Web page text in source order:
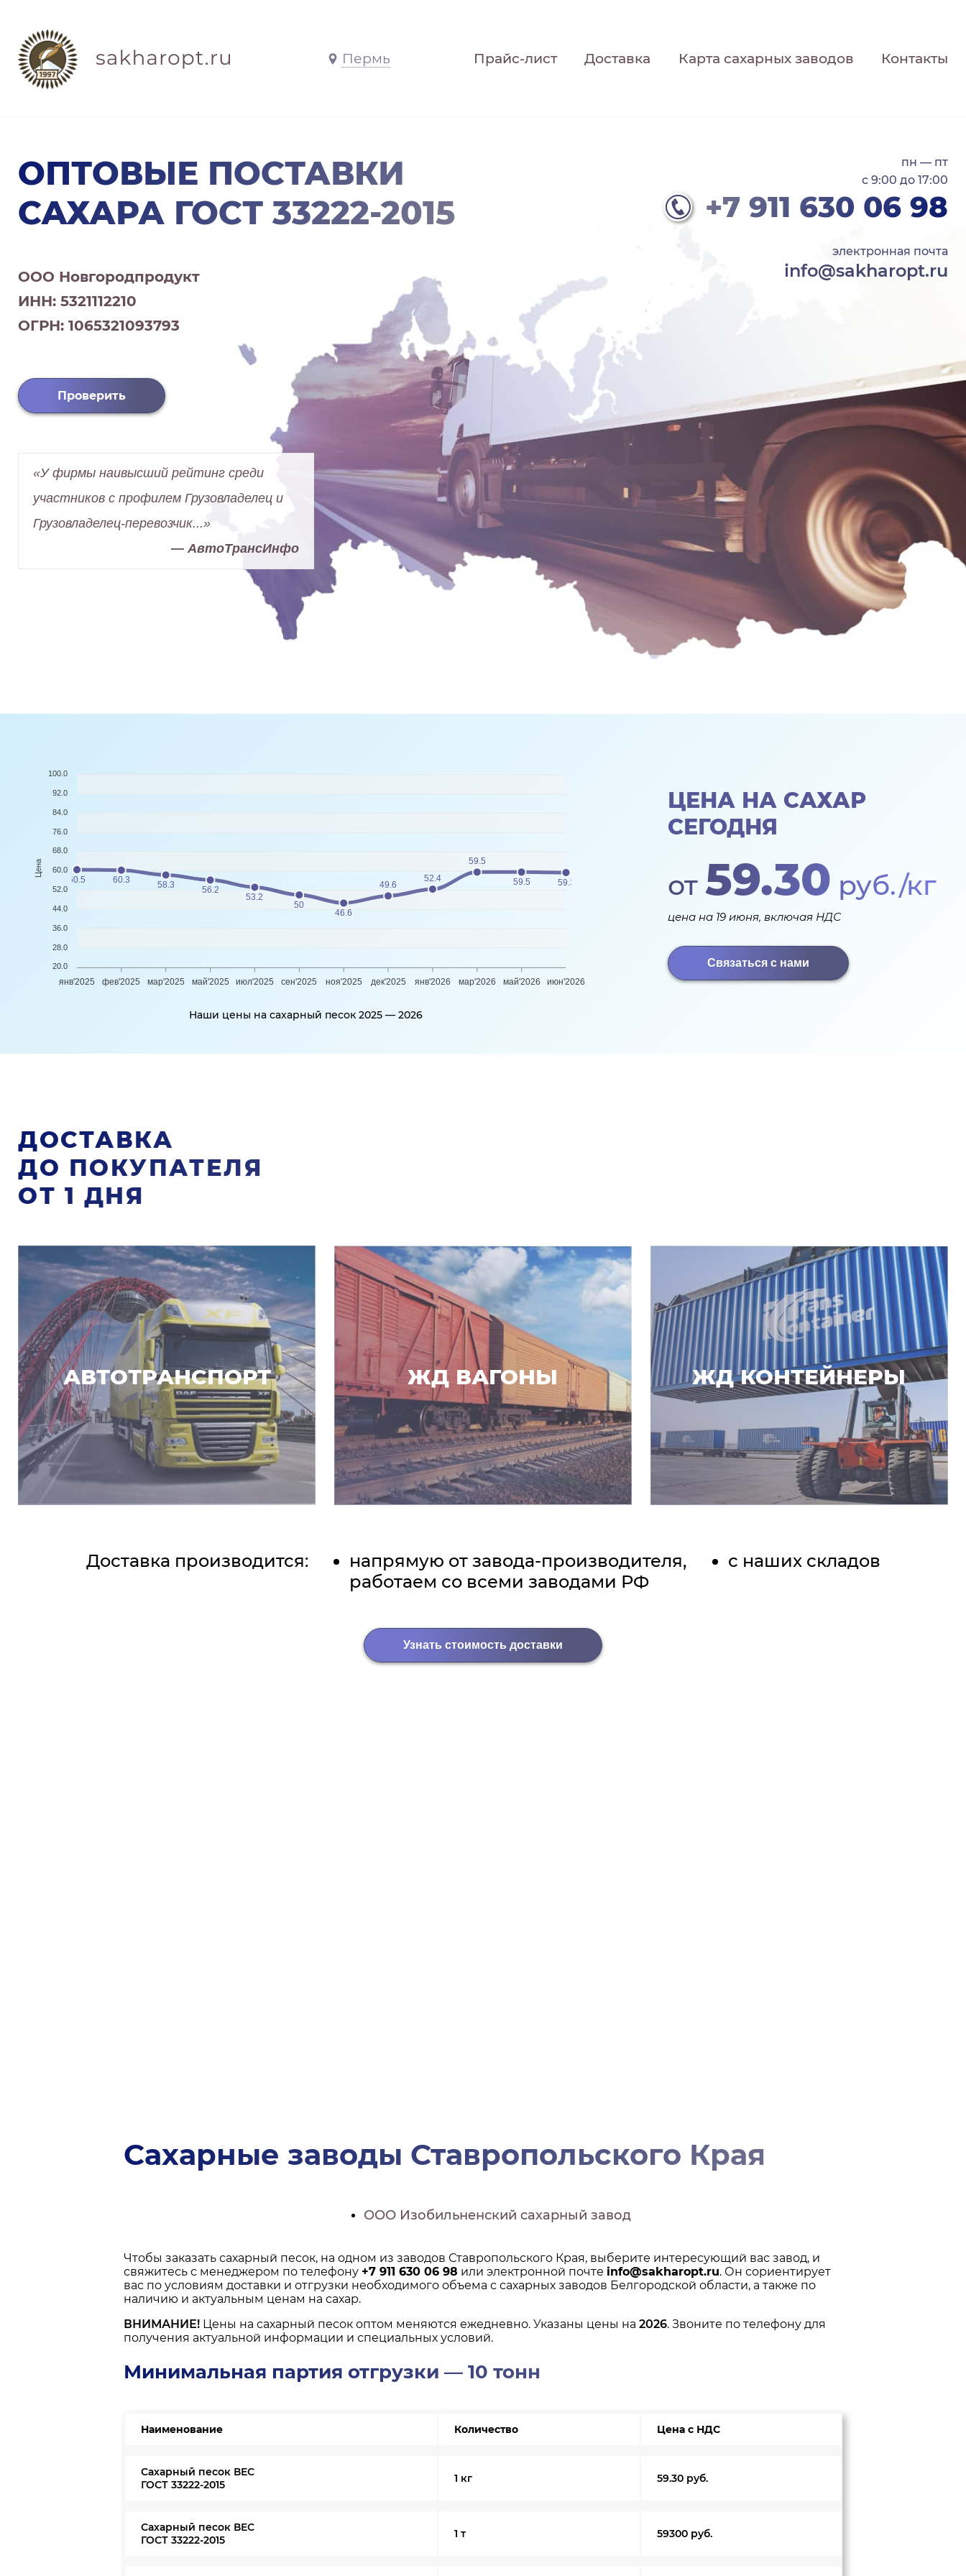
Пермь Прайс-лист Доставка Карта сахарных заводов Контакты
ОПТОВЫЕ ПОСТАВКИ
САХАРА ГОСТ 33222-2015
ООО Новгородпродукт
ИНН: 5321112210
ОГРН: 1065321093793
Проверить
«У фирмы наивысший рейтинг среди
участников с профилем Грузовладелец и
Грузовладелец-перевозчик...»
— АвтоТрансИнфо
пн — пт
с 9:00 до 17:00
+7 911 630 06 98
электронная почта
info@sakharopt.ru
Наши цены на сахарный песок 2025 — 2026
янв'2025 фев'2025 мар'2025 май'2025 июл'2025 сен'2025 ноя'2025 дек'2025 янв'2026 мар'2026 май'2026 июн'2026
60.5 60.3 58.3
56.2
53.2
50
46.6
49.6
52.4
59.5
59.5 59.3
100.0
92.0
84.0
76.0
68.0
60.0
52.0
44.0
36.0
28.0
20.0
Цена
ЦЕНА НА САХАР
СЕГОДНЯ
от 59.30 руб./кг
цена на 19 июня, включая НДС
Связаться с нами
ДОСТАВКА
ДО ПОКУПАТЕЛЯ
ОТ 1 ДНЯ
АВТОТРАНСПОРТ ЖД ВАГОНЫ ЖД КОНТЕЙНЕРЫ
Доставка производится:
напрямую от завода-производителя,
работаем со всеми заводами РФ
с наших складов
Узнать стоимость доставки
Сахарные заводы Ставропольского Края
ООО Изобильненский сахарный завод
Чтобы заказать сахарный песок, на одном из заводов Ставропольского Края, выберите интересующий вас завод, и
свяжитесь с менеджером по телефону +7 911 630 06 98 или электронной почте info@sakharopt.ru. Он сориентирует
вас по условиям доставки и отгрузки необходимого объема с сахарных заводов Белгородской области, а также по
наличию и актуальным ценам на сахар.
ВНИМАНИЕ! Цены на сахарный песок оптом меняются ежедневно. Указаны цены на 2026. Звоните по телефону для
получения актуальной информации и специальных условий.
Минимальная партия отгрузки — 10 тонн
Наименование Количество Цена с НДС
Сахарный песок ВЕС
ГОСТ 33222-2015
1 кг 59.30 руб.
Сахарный песок ВЕС
ГОСТ 33222-2015
1 т 59300 руб.